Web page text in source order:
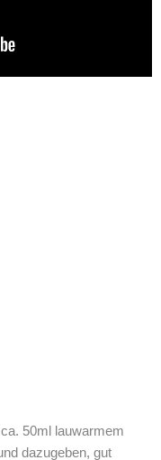
50ml lauwarmem
dazugeben, gut